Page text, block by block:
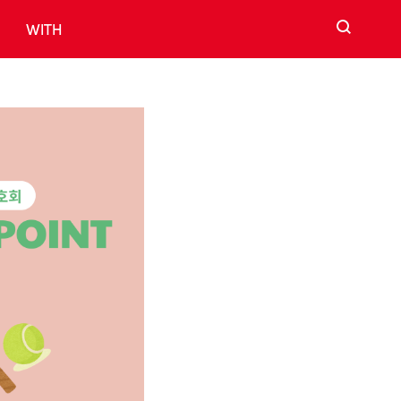
WITH 검색